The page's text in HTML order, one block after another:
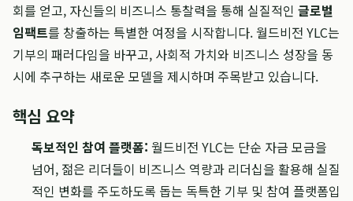
회를 얻고, 자신들의 비즈니스 통찰력을 통해 실질적인 글로벌
임팩트를 창출하는 특별한 여정을 시작합니다. 월드비전 YLC는
기부의 패러다임을 바꾸고, 사회적 가치와 비즈니스 성장을 동
시에 추구하는 새로운 모델을 제시하며 주목받고 있습니다.
핵심 요약
독보적인 참여 플랫폼: 월드비전 YLC는 단순 자금 모금을
넘어, 젊은 리더들이 비즈니스 역량과 리더십을 활용해 실질
적인 변화를 주도하도록 돕는 독특한 기부 및 참여 플랫폼입